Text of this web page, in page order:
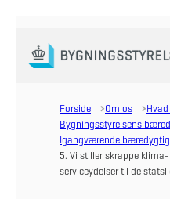
Gå til forsiden
Forside Om os
Bygningsstyrelsens
Igangværende
5. Vi stiller skrappe
serviceydelser til de